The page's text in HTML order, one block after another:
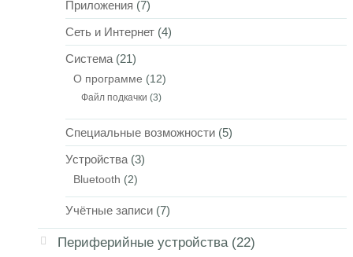
Приложения (7)
Сеть и Интернет (4)
Система (21)
О программе (12)
Файл подкачки (3)
Специальные возможности (5)
Устройства (3)
Bluetooth (2)
Учётные записи (7)
Периферийные устройства(22)